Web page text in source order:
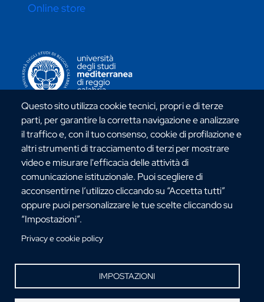
Questo sito utilizza cookie tecnici, propri e di terze
parti, per garantire la corretta navigazione e analizzare
il traffico e, con il tuo consenso, cookie di profilazione e
altri strumenti di tracciamento di terzi per mostrare
video e misurare l'efficacia delle attività di
comunicazione istituzionale. Puoi scegliere di
acconsentirne l’utilizzo cliccando su “Accetta tutti”
oppure puoi personalizzare le tue scelte cliccando su
“Impostazioni”.
Privacy e cookie policy
IMPOSTAZIONI
CONTATTI ATENEO
Via dell'Università, 25 - 89124 Reggio Calabria
C.F. 80006510806
URP:urp@unirc.it
PEC:amministrazione@pec.unirc.it
InstagramWhatsappFacebook
©Copyright 2025 - Università degli Studi
Online store